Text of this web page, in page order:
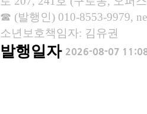
☎ (발행인) 010-8553-9979,
소년보호책임자: 김유권
발행일자